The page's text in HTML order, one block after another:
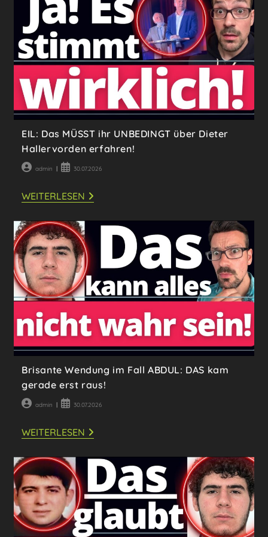
EIL: Das MÜSST ihr UNBEDINGT über Dieter
Hallervorden erfahren!
Beitrags-
admin
Beitrag30.07.2026
WEITERLESENEIL:
DAS
IHR
UNBEDINGT
ÜBER
DIETER
HALLERVORDEN
ERFAHREN!
Brisante Wendung im Fall ABDUL: DAS kam
gerade erst raus!
Beitrags-
admin
Beitrag30.07.2026
WEITERLESENBRISANTE
WENDUNG
FALL
ABDUL:
KAM
GERADE
ERST
RAUS!